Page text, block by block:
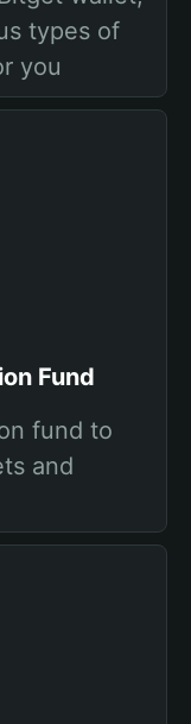
types of
you
Fund
fund to
and